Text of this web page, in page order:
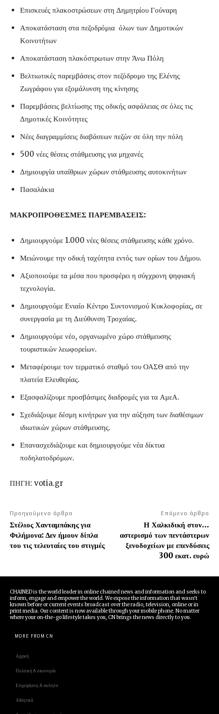
Επισκευές πλακοστρώσεων στη Δημητρίου Γούναρη
Αποκατάσταση στα πεζοδρόμια όλων των Δημοτικών
Κοινοτήτων
Αποκατάσταση πλακόστρωτων στην Άνω Πόλη
Βελτιωτικές παρεμβάσεις στον πεζόδρομο της Ελένης
Ζωγράφου για εξομάλυνση της κίνησης
Παρεμβάσεις βελτίωσης της οδικής ασφάλειας σε όλες τις
Δημοτικές Κοινότητες
Νέες διαγραμμίσεις διαβάσεων πεζών σε όλη την πόλη
500 νέες θέσεις στάθμευσης για μηχανές
Δημιουργία υπαίθριων χώρων στάθμευσης αυτοκινήτων
Πασαλάκια
ΜΑΚΡΟΠΡΟΘΕΣΜΕΣ ΠΑΡΕΜΒΑΣΕΙΣ:
Δημιουργούμε 1.000 νέες θέσεις στάθμευσης κάθε χρόνο.
Μειώνουμε την οδική ταχύτητα εντός των ορίων του Δήμου.
Αξιοποιούμε τα μέσα που προσφέρει η σύγχρονη ψηφιακή
τεχνολογία.
Δημιουργούμε Ενιαίο Κέντρο Συντονισμού Κυκλοφορίας, σε
συνεργασία με τη Διεύθυνση Τροχαίας.
Δημιουργούμε νέο, οργανωμένο χώρο στάθμευσης
τουριστικών λεωφορείων.
Μεταφέρουμε τον τερματικό σταθμό του ΟΑΣΘ από την
πλατεία Ελευθερίας.
Εξασφαλίζουμε προσβάσιμες διαδρομές για τα ΑμεΑ.
Σχεδιάζουμε δέσμη κινήτρων για την αύξηση των διαθέσιμων
ιδιωτικών χώρων στάθμευσης.
Επανασχεδιάζουμε και δημιουργούμε νέα δίκτυα
ποδηλατοδρόμων.
ΠΗΓΗ: votia.gr
Προηγούμενο άρθρο
Στέλιος Χανταμπάκης για
Φιλήμονα: Δεν ήμουν δίπλα
του τις τελευταίες του στιγμές
Επόμενο άρθρο
Η Χαλκιδική στον…
αστερισμό των πεντάστερων
ξενοδοχείων με επενδύσεις
300 εκατ. ευρώ
CHAINED is the world leader in online chained news and information and seeks to
inform, engage and empower the world. We expose the information that wasn't
known before or current events broadcast over the radio, television, online or in
print media. Our content is now available through your mobile phone. No matter
where your on-the-go lifestyle takes you, CN brings the news directly to you.
MORE FROM CN
Αρχική
Πολιτική & οικονομία
Επιχειρήσεις & ακίνητα
Αθλητικά